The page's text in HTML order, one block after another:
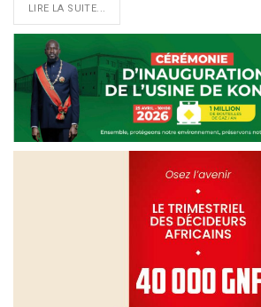
LIRE LA SUITE...